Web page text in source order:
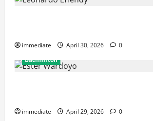
immediate April 30, 2026
0
Badminton
immediate April 29, 2026
0